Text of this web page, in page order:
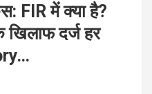
FIR में क्या है?
दर्ज हर